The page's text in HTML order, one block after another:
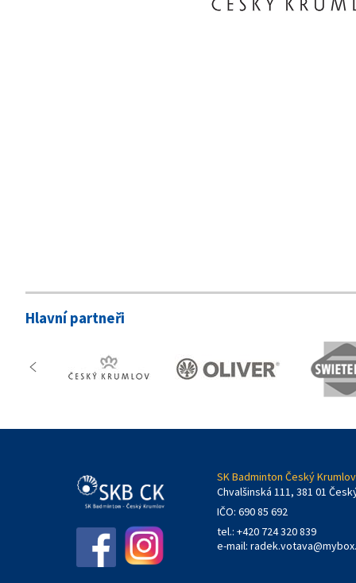
Hlavní partneři
SK Badminton Český
Chvalšinská 111, 381 01
IČO: 690 85 692
tel.: +420 724 320 839
e-mail: